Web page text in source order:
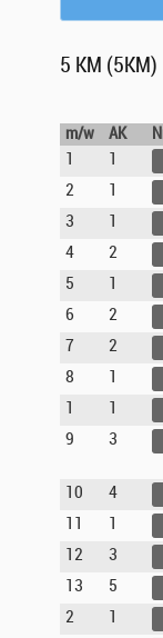
5 KM (5KM)
m/w AK
1
1
2
1
3
1
4
2
5
1
6
2
7
2
8
1
1
1
9
3
10 4
11
1
12
3
13
5
2
1